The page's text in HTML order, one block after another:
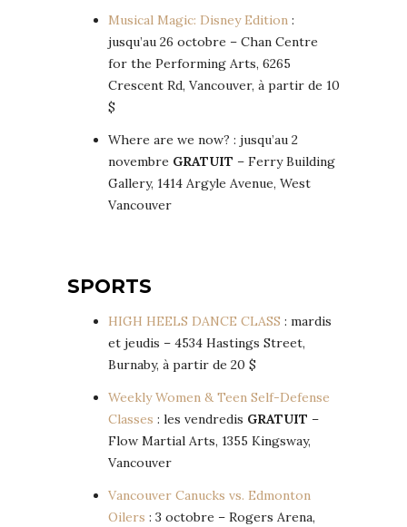
Musical Magic: Disney Edition :
jusqu’au 26 octobre – Chan Centre
for the Performing Arts, 6265
Crescent Rd, Vancouver, à partir de 10
$
Where are we now? : jusqu’au 2
novembre GRATUIT – Ferry Building
Gallery, 1414 Argyle Avenue, West
Vancouver
SPORTS
HIGH HEELS DANCE CLASS : mardis
et jeudis – 4534 Hastings Street,
Burnaby, à partir de 20 $
Weekly Women & Teen Self-Defense
Classes : les vendredis GRATUIT –
Flow Martial Arts, 1355 Kingsway,
Vancouver
Vancouver Canucks vs. Edmonton
Oilers : 3 octobre – Rogers Arena,